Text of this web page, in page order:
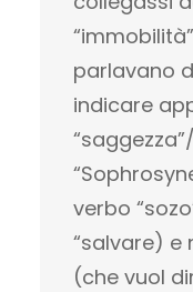
parlavano
indicare
verbo
“salvare) e
(che vuol